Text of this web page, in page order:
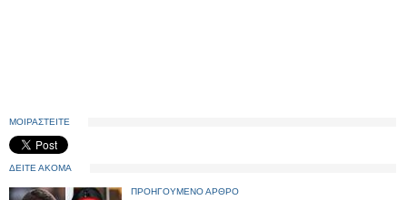
ΜΟΙΡΑΣΤΕΙΤΕ
ΔΕΙΤΕ ΑΚΟΜΑ
ΠΡΟΗΓΟΥΜΕΝΟ ΑΡΘΡΟ